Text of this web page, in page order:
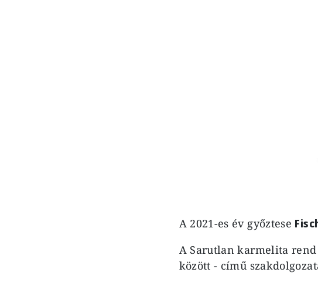
A 2021-es év győztese
A Sarutlan karmelita rend
között - című